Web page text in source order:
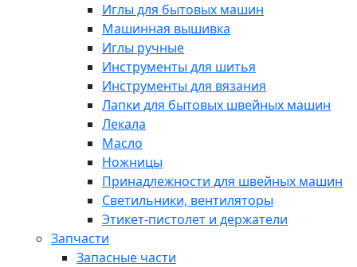
Иглы для бытовых машин
Машинная вышивка
Иглы ручные
Инструменты для шитья
Инструменты для вязания
Лапки для бытовых швейных машин
Лекала
Масло
Ножницы
Принадлежности для швейных машин
Светильники, вентиляторы
Этикет-пистолет и держатели
Запчасти
Запасные части